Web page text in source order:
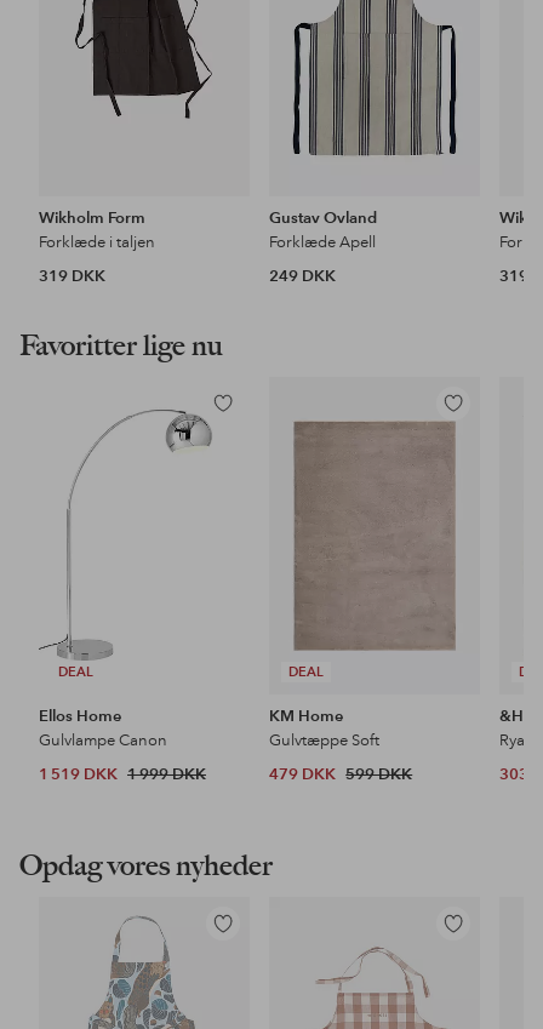
Wikholm Form
Forklæde i taljen
319 DKK
Gustav Ovland
Forklæde Apell
249 DKK
319
Favoritter lige nu
DEAL
Tilføj
til
Ellos Home
Gulvlampe Canon
1 519 DKK 1 999 DKK
DEAL
Tilføj
KM Home
Gulvtæppe Soft
479 DKK 599 DKK
303
Opdag vores nyheder
Tilføj
Tilføj